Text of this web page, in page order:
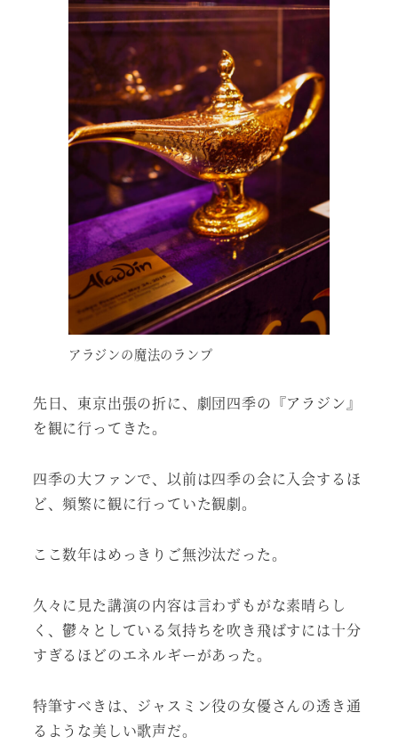
アラジンの魔法のランプ
先日、東京出張の折に、劇団四季の『アラジン』
を観に行ってきた。
四季の大ファンで、以前は四季の会に入会するほ
ど、頻繁に観に行っていた観劇。
ここ数年はめっきりご無沙汰だった。
久々に見た講演の内容は言わずもがな素晴らし
く、鬱々としている気持ちを吹き飛ばすには十分
すぎるほどのエネルギーがあった。
特筆すべきは、ジャスミン役の女優さんの透き通
るような美しい歌声だ。